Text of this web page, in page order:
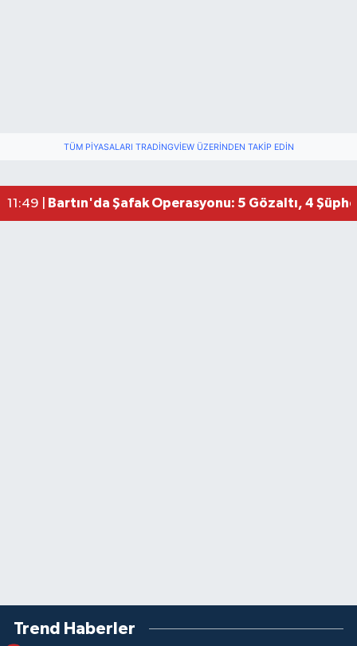
TÜM PIYASALARI TRADINGVIEW ÜZERINDEN TAKIP EDIN
11:49 | Bartın'da Şafak Operasyonu: 5 Gözaltı, 4
Trend Haberler